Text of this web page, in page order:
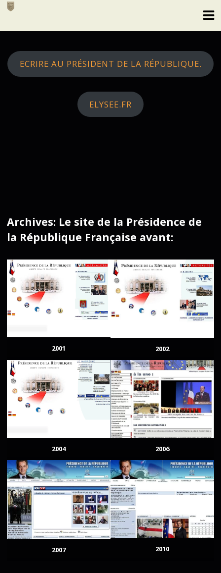
Skip
ECRIRE AU PRÉSIDENT DE LA RÉPUBLIQUE.
ELYSEE.FR
Archives: Le site de la Présidence de
la République Française avant:
2001 2002
2004 2006
2007 2010